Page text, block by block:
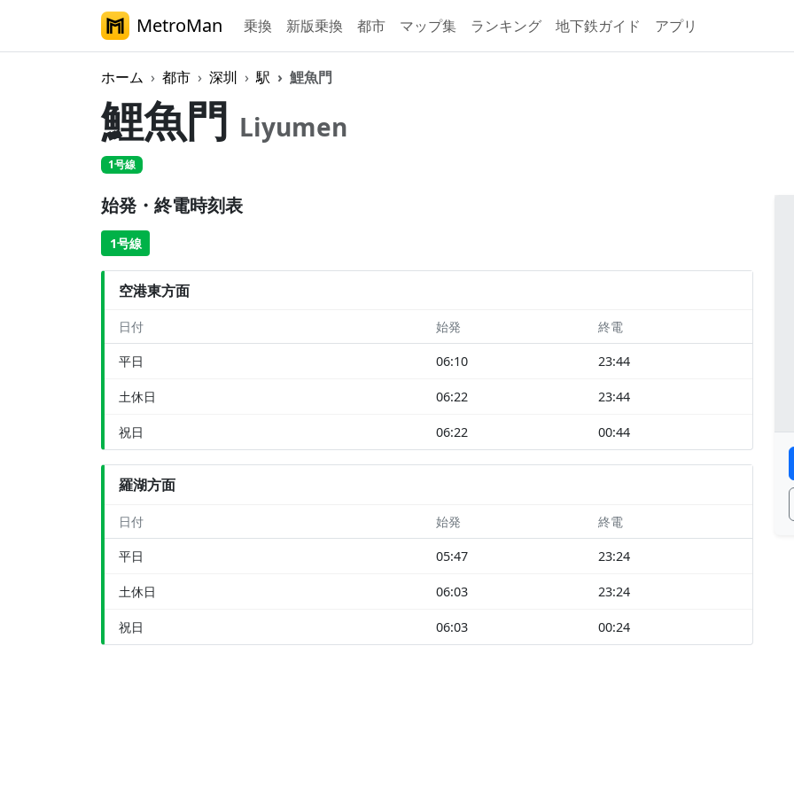
MetroMan 乗換 新版乗換 都市 マップ集 ランキング 地下鉄ガイド アプリ
ホーム 都市 深圳 駅 鯉魚門
鯉魚門 Liyumen
1号線
始発・終電時刻表
1号線
空港東方面
日付 始発 終電
平日 06:10 23:44
土休日 06:22 23:44
祝日 06:22 00:44
羅湖方面
日付 始発 終電
平日 05:47 23:24
土休日 06:03 23:24
祝日 06:03 00:24